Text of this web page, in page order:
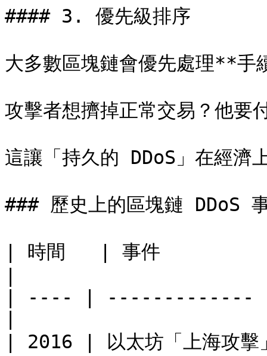
#### 3. 優先級排序
大多數區塊鏈會優先處理**手
攻擊者想擠掉正常交易？他要
這讓「持久的 DDoS」在經濟
### 歷史上的區塊鏈 DDoS
| 時間   | 事件
| ---- | -------------
| 2016 | 以太坊「上海攻